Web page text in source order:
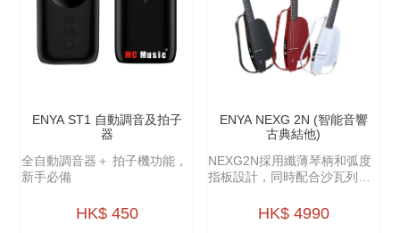
ENYA ST1 自動調音及拍子
器
全自動調音器＋ 拍子機功能，
新手必備
HK$ 450
ENYA NEXG 2N (智能音響
古典結他)
NEXG2N採用纖薄琴柄和弧度
指板設計，同時配合沙瓦列斯
獨唱古典玩家或現代流行彈
HK$ 4990